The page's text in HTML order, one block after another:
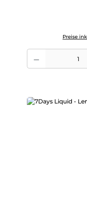
Preise
Produkt Anzahl: Gib